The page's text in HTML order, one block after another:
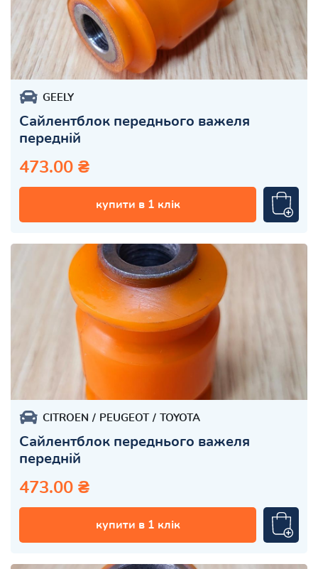
GEELY
Сайлентблок переднього важеля
передній
473.00 ₴
купити в 1 клік
CITROEN PEUGEOT TOYOTA
Сайлентблок переднього важеля
передній
473.00 ₴
купити в 1 клік